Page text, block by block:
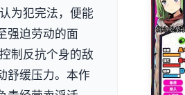
为犯完法，便能
强迫劳动的面
制反抗个身的敌
舒缓压力。本作